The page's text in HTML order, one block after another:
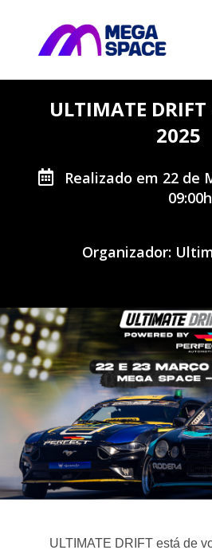
ULTIMATE DRIFT
2025
Realizado em 22 de
09:00h
Organizador:
ULTIMATE DRIFT está de